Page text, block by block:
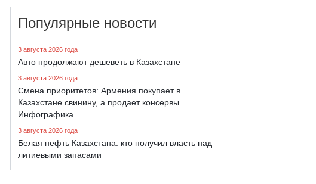
Популярные новости
3 августа 2026 года
Авто продолжают дешеветь в Казахстане
3 августа 2026 года
Смена приоритетов: Армения покупает в
Казахстане свинину, а продает консервы.
Инфографика
3 августа 2026 года
Белая нефть Казахстана: кто получил власть над
литиевыми запасами